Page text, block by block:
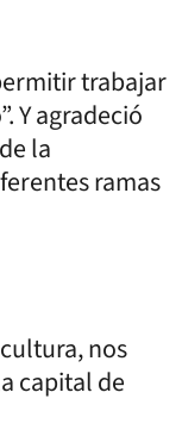
trabajar
Y agradeció
la
ramas
nos
capital de